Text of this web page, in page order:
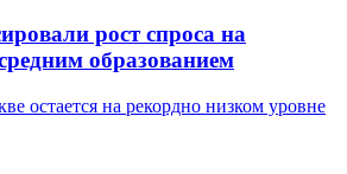
рост спроса на
образованием